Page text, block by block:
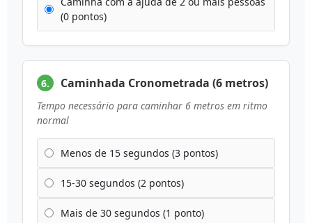
(0 pontos)
6. Caminhada Cronometrada (6 metros)
Tempo necessário para caminhar 6 metros em ritmo
normal
Menos de 15 segundos (3 pontos)
15-30 segundos (2 pontos)
Mais de 30 segundos (1 ponto)